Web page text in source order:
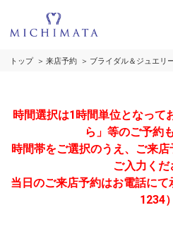
トップ 来店予約 ブライダル＆ジュエリ
時間選択は1時間単位となっ
ら」等のご予約
時間帯をご選択のうえ、ご来
ご入力くだ
当日のご来店予約はお電話に
1234）